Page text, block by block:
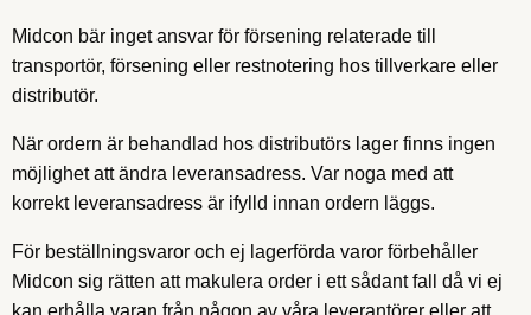
Midcon bär inget ansvar för försening relaterade till
transportör, försening eller restnotering hos tillverkare eller
distributör.
När ordern är behandlad hos distributörs lager finns ingen
möjlighet att ändra leveransadress. Var noga med att
korrekt leveransadress är ifylld innan ordern läggs.
För beställningsvaror och ej lagerförda varor förbehåller
Midcon sig rätten att makulera order i ett sådant fall då vi ej
kan erhålla varan från någon av våra leverantörer eller att